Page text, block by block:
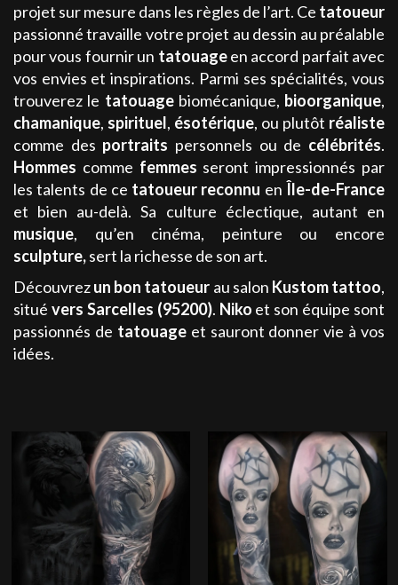
projet sur mesure dans les règles de l’art. Ce tatoueur
passionné travaille votre projet au dessin au préalable
pour vous fournir un tatouageen accord parfait avec
vos envies et inspirations. Parmi ses spécialités, vous
trouverez le tatouagebiomécanique, bioorganique,
chamanique, spirituel, ésotérique, ou plutôt réaliste
comme des portraits personnels ou de célébrités.
Hommes comme femmes seront impressionnés par
les talents de ce tatoueur reconnu en Île-de-France
et bien au-delà. Sa culture éclectique, autant en
musique, qu’en cinéma, peinture ou encore
sculpture,sert la richesse de son art.
Découvrezun bon tatoueur au salon Kustom tattoo,
situé vers Sarcelles (95200). Niko et son équipe sont
passionnés de tatouage et sauront donner vie à vos
idées.